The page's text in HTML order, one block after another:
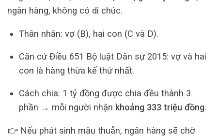
ngân hàng, không có di chúc.
Thân nhân: vợ (B), hai con (C và D).
Căn cứ Điều 651 Bộ luật Dân sự 2015: vợ và hai
con là hàng thừa kế thứ nhất.
Cách chia: 1 tỷ đồng được chia đều thành 3
phần → mỗi người nhận khoảng 333 triệu đồng.
👉 Nếu phát sinh mâu thuẫn, ngân hàng sẽ chờ